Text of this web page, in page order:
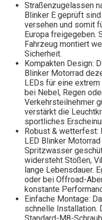
Straßenzugelassen
Blinker E geprüft
versehen und somit
Europa freigegeben.
Fahrzeug montiert
Sicherheit.
Kompakten Design:
Blinker Motorrad
LEDs für eine
bei Nebel, Regen
Verkehrsteilnehmer
verstärkt die
sportliches
Robust &
LED Blinker
Spritzwasser
widersteht Stößen,
lange Lebensdauer.
oder bei Offroad-
konstante
Einfache Montage:
schnelle Installation.